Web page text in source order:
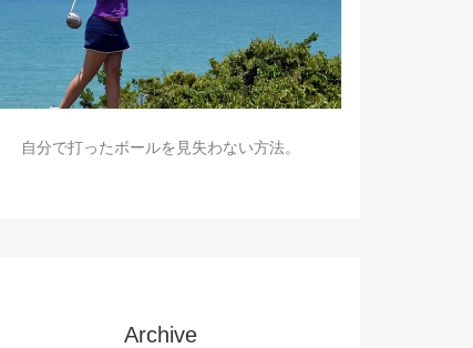
自分で打ったボールを見失わない方法。
Archive